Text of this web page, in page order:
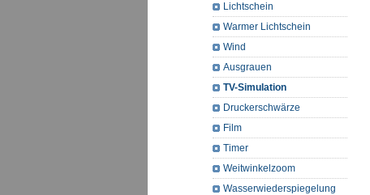
Lichtschein
Warmer Lichtschein
Wind
Ausgrauen
TV-Simulation
Druckerschwärze
Film
Timer
Weitwinkelzoom
Wasserwiederspiegelung